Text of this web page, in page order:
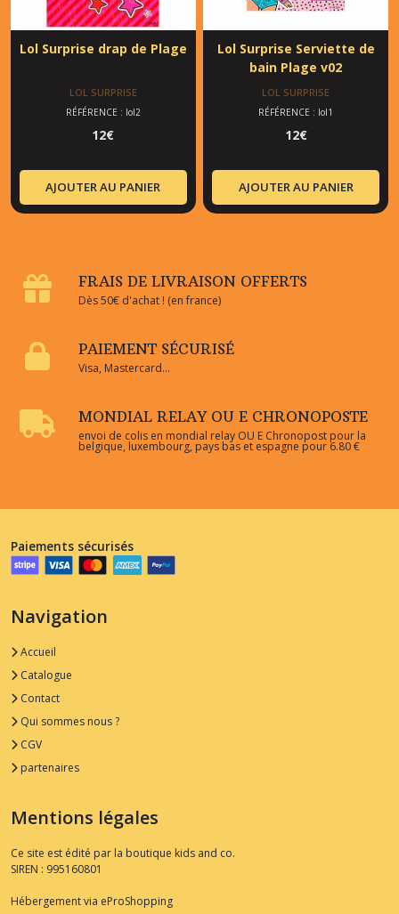
Lol Surprise drap de Plage
LOL SURPRISE
RÉFÉRENCE : lol2
12€
AJOUTER AU PANIER
Lol Surprise Serviette de
bain Plage v02
LOL SURPRISE
RÉFÉRENCE : lol1
12€
AJOUTER AU PANIER
FRAIS DE LIVRAISON OFFERTS
Dès 50€ d'achat ! (en france)
PAIEMENT SÉCURISÉ
Visa, Mastercard...
MONDIAL RELAY OU E CHRONOPOSTE
envoi de colis en mondial relay OU E Chronopost pour la
belgique, luxembourg, pays bas et espagne pour 6.80 €
Paiements sécurisés
Navigation
Accueil
Catalogue
Contact
Qui sommes nous ?
CGV
partenaires
Mentions légales
Ce site est édité par la boutique kids and co.
SIREN : 995160801
Hébergement via eProShopping